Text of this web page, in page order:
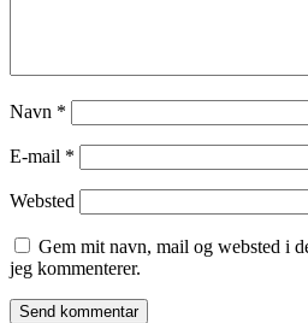
Navn *
E-mail *
Websted
Gem mit navn, mail og websted i
jeg kommenterer.